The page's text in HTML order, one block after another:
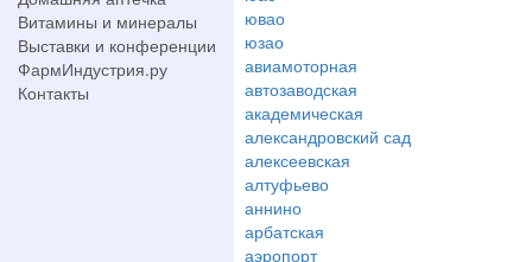
Витамины и минералы
Выставки и конференции
ФармИндустрия.ру
Контакты
ювао
юзао
авиамоторная
автозаводская
академическая
александровский сад
алексеевская
алтуфьево
аннино
арбатская
аэропорт